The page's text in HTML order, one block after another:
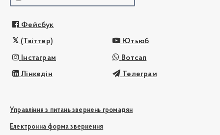
Фейсбук
(Твіттер) Ютьюб
Інстаграм Вотсап
Лінкедін Телеграм
Управління з питань звернень громадян
Електронна форма звернення